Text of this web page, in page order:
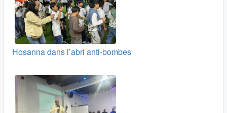
Hosanna dans l’abri anti-bombes